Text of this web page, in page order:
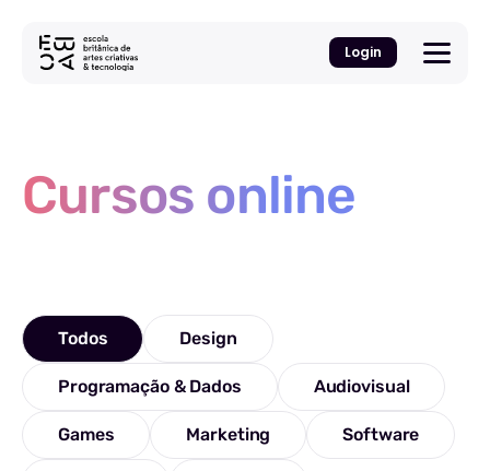
Login
Cursos online
Todos Design
Programação & Dados Audiovisual
Games Marketing Software